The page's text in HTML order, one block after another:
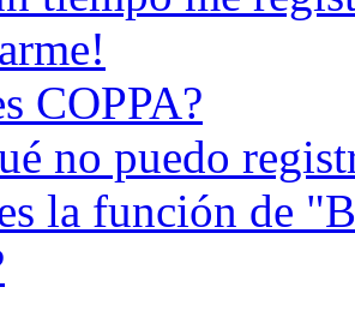
COPPA?
no puedo
la función de